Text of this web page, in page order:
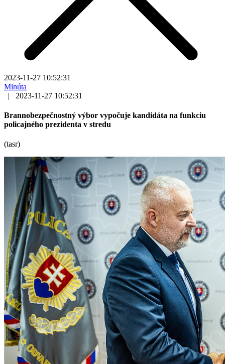
2023-11-27 10:52:31
Minúta
|
2023-11-27 10:52:31
Brannobezpečnostný výbor vypočuje kandidáta na funkciu
policajného prezidenta v stredu
(tasr)